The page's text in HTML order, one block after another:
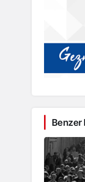
Benzer